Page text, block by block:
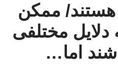
هستند/ ممکن
مختلفی
اما…